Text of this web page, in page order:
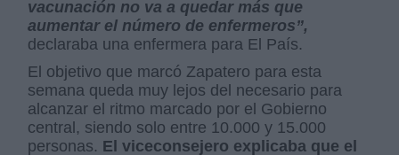
vacunación no va a quedar más que
aumentar el número de enfermeros”,
declaraba una enfermera para El País.
El objetivo que marcó Zapatero para esta
semana queda muy lejos del necesario para
alcanzar el ritmo marcado por el Gobierno
central, siendo solo entre 10.000 y 15.000
personas. El viceconsejero explicaba que el